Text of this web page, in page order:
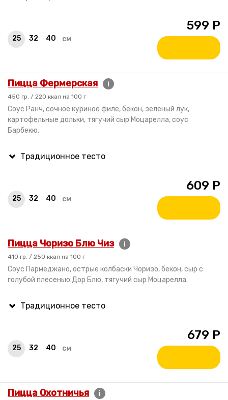
25 32 40 см
599 Р
Пицца Фермерская i
450 гр. / 220 ккал на 100 г
Соус Ранч, сочное куриное филе, бекон, зеленый лук,
картофельные дольки, тягучий сыр Моцарелла, соус
Барбекю.
25 32 40 см
609 Р
Пицца Чоризо Блю Чиз i
410 гр. / 250 ккал на 100 г
Соус Пармеджано, острые колбаски Чоризо, бекон, сыр с
голубой плесенью Дор Блю, тягучий сыр Моцарелла.
25 32 40 см
679 Р
Пицца Охотничья i